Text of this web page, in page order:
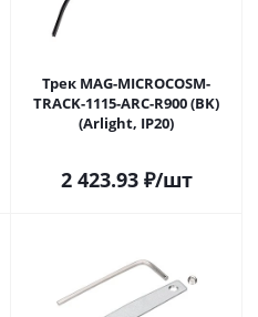
Трек MAG-MICROCOSM-
TRACK-1115-ARC-R900 (BK)
(Arlight, IP20)
2 423.93₽/шт